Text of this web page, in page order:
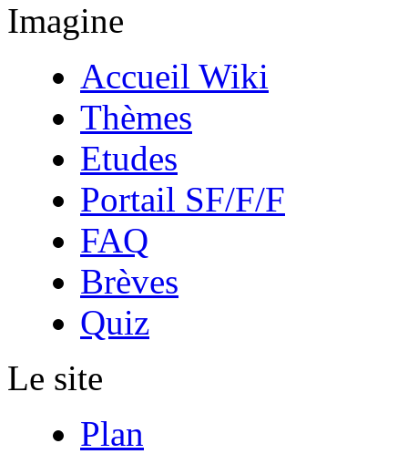
Imagine
Accueil Wiki
Thèmes
Etudes
Portail SF/F/F
FAQ
Brèves
Quiz
Le site
Plan